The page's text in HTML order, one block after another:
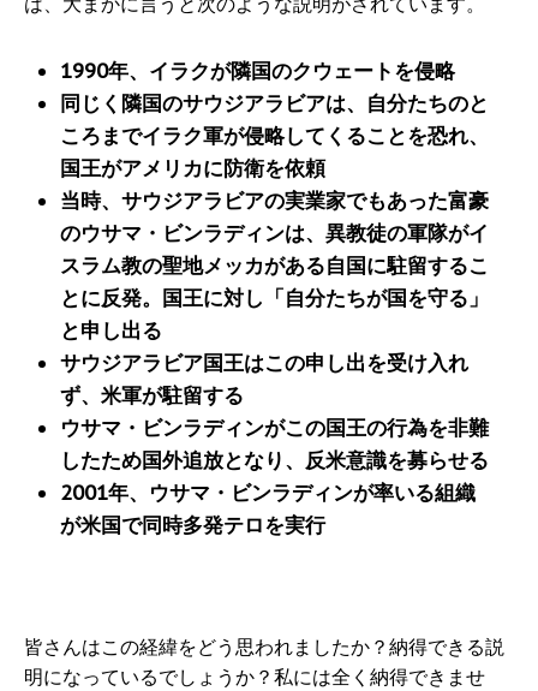
1990年、イラクが隣国のクウェートを侵略
同じく隣国のサウジアラビアは、自分たちのと
ころまでイラク軍が侵略してくることを恐れ、
国王がアメリカに防衛を依頼
当時、サウジアラビアの実業家でもあった富豪
のウサマ・ビンラディンは、異教徒の軍隊がイ
スラム教の聖地メッカがある自国に駐留するこ
とに反発。国王に対し「自分たちが国を守る」
と申し出る
サウジアラビア国王はこの申し出を受け入れ
ず、米軍が駐留する
ウサマ・ビンラディンがこの国王の行為を非難
したため国外追放となり、反米意識を募らせる
2001年、ウサマ・ビンラディンが率いる組織
が米国で同時多発テロを実行
皆さんはこの経緯をどう思われましたか？納得できる説
明になっているでしょうか？私には全く納得できませ